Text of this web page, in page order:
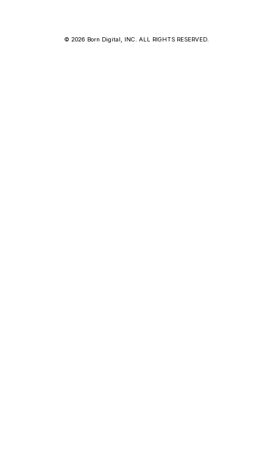
© 2026 Born Digital, INC. ALL RIGHTS RESERVED.